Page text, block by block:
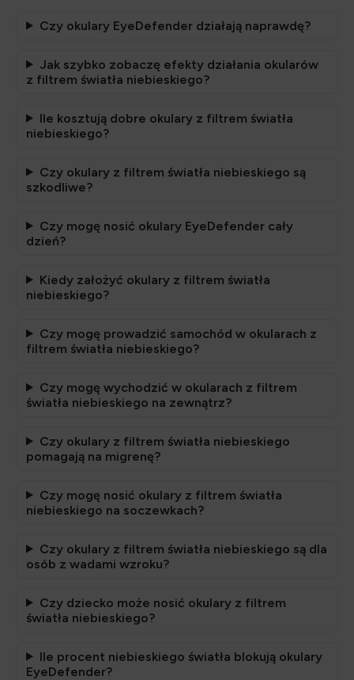
Czy okulary EyeDefender działają naprawdę?
Jak szybko zobaczę efekty działania okularów
z filtrem światła niebieskiego?
Ile kosztują dobre okulary z filtrem światła
niebieskiego?
Czy okulary z filtrem światła niebieskiego są
szkodliwe?
Czy mogę nosić okulary EyeDefender cały
dzień?
Kiedy założyć okulary z filtrem światła
niebieskiego?
Czy mogę prowadzić samochód w okularach z
filtrem światła niebieskiego?
Czy mogę wychodzić w okularach z filtrem
światła niebieskiego na zewnątrz?
Czy okulary z filtrem światła niebieskiego
pomagają na migrenę?
Czy mogę nosić okulary z filtrem światła
niebieskiego na soczewkach?
Czy okulary z filtrem światła niebieskiego są dla
osób z wadami wzroku?
Czy dziecko może nosić okulary z filtrem
światła niebieskiego?
Ile procent niebieskiego światła blokują okulary
EyeDefender?